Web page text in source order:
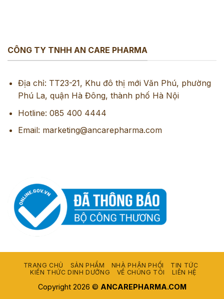
CÔNG TY TNHH AN CARE PHARMA
Địa chỉ: TT23-21, Khu đô thị mới Văn Phú, phường
Phú La, quận Hà Đông, thành phố Hà Nội
Hotline: 085 400 4444
Email: marketing@ancarepharma.com
TRANG CHỦ SẢN PHẨM NHÀ PHÂN PHỐI
TIN TỨC
KIẾN THỨC DINH DƯỠNG
VỀ CHÚNG TÔI LIÊN HỆ
Copyright 2026 © ANCAREPHARMA.COM